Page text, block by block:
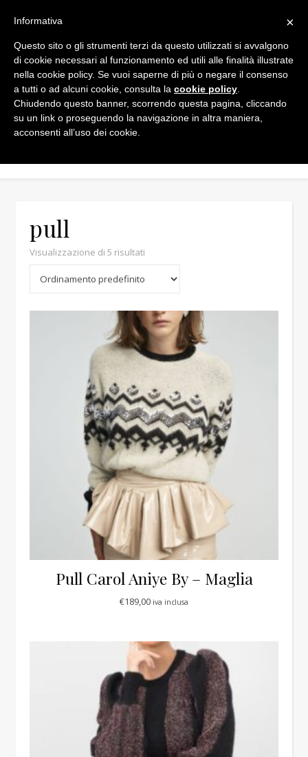
pull
Visualizzazione di 5 risultati
Pull Carol Aniye By – Maglia
€189,00 iva inclusa
×
Informativa
Questo sito o gli strumenti terzi da questo utilizzati si avvalgono
di cookie necessari al funzionamento ed utili alle finalità illustrate
nella cookie policy. Se vuoi saperne di più o negare il consenso
a tutti o ad alcuni cookie, consulta la cookie policy
Chiudendo questo banner, scorrendo questa pagina, cliccando
su un link o proseguendo la navigazione in altra maniera,
acconsenti all’uso dei cookie.